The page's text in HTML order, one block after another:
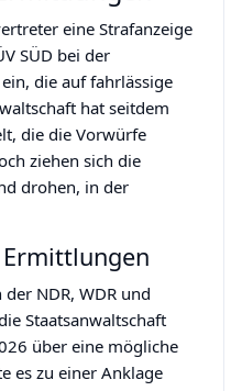
eine Strafanzeige
SÜD bei der
die auf fahrlässige
hat seitdem
die die Vorwürfe
ziehen sich die
drohen, in der
NDR, WDR und
Staatsanwaltschaft
über eine mögliche
es zu einer Anklage